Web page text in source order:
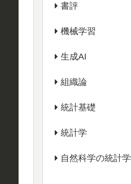
書評
機械学習
生成AI
組織論
統計基礎
統計学
自然科学の統計学